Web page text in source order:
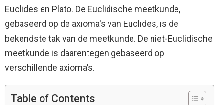
Euclides en Plato. De Euclidische meetkunde,
gebaseerd op de axioma's van Euclides, is de
bekendste tak van de meetkunde. De niet-Euclidische
meetkunde is daarentegen gebaseerd op
verschillende axioma's.
Table of Contents